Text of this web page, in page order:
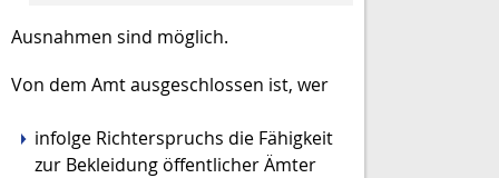
Ausnahmen sind möglich.
Von dem Amt ausgeschlossen ist, wer
infolge Richterspruchs die Fähigkeit
zur Bekleidung öffentlicher Ämter